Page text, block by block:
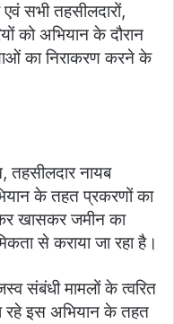
सभी तहसीलदारों,
को अभियान के दौरान
का निराकरण करने के
तहसीलदार नायब
के तहत प्रकरणों का
खासकर जमीन का
से कराया जा रहा है।
संबंधी मामलों के त्वरित
रहे इस अभियान के तहत